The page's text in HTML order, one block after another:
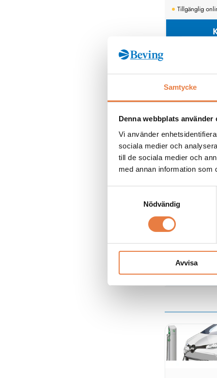
Samtycke
Denna webbplats använder
Vi använder
sociala medier och
till de sociala medier och
med annan information som
Nödvändig
Avvisa
Tillgänglig
Profitest H+E Base
Testinstrument
och
Prisförfrågan